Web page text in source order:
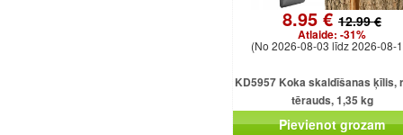
8.95 €12.99 €
Atlaide: -31%
(No 2026-08-03 līdz 2026-08-
KD5957 Koka skaldīšanas ķīlis,
tērauds, 1,35 kg
Pievienot grozam